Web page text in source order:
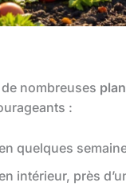
nombreuses
:
quelques
intérieur, près